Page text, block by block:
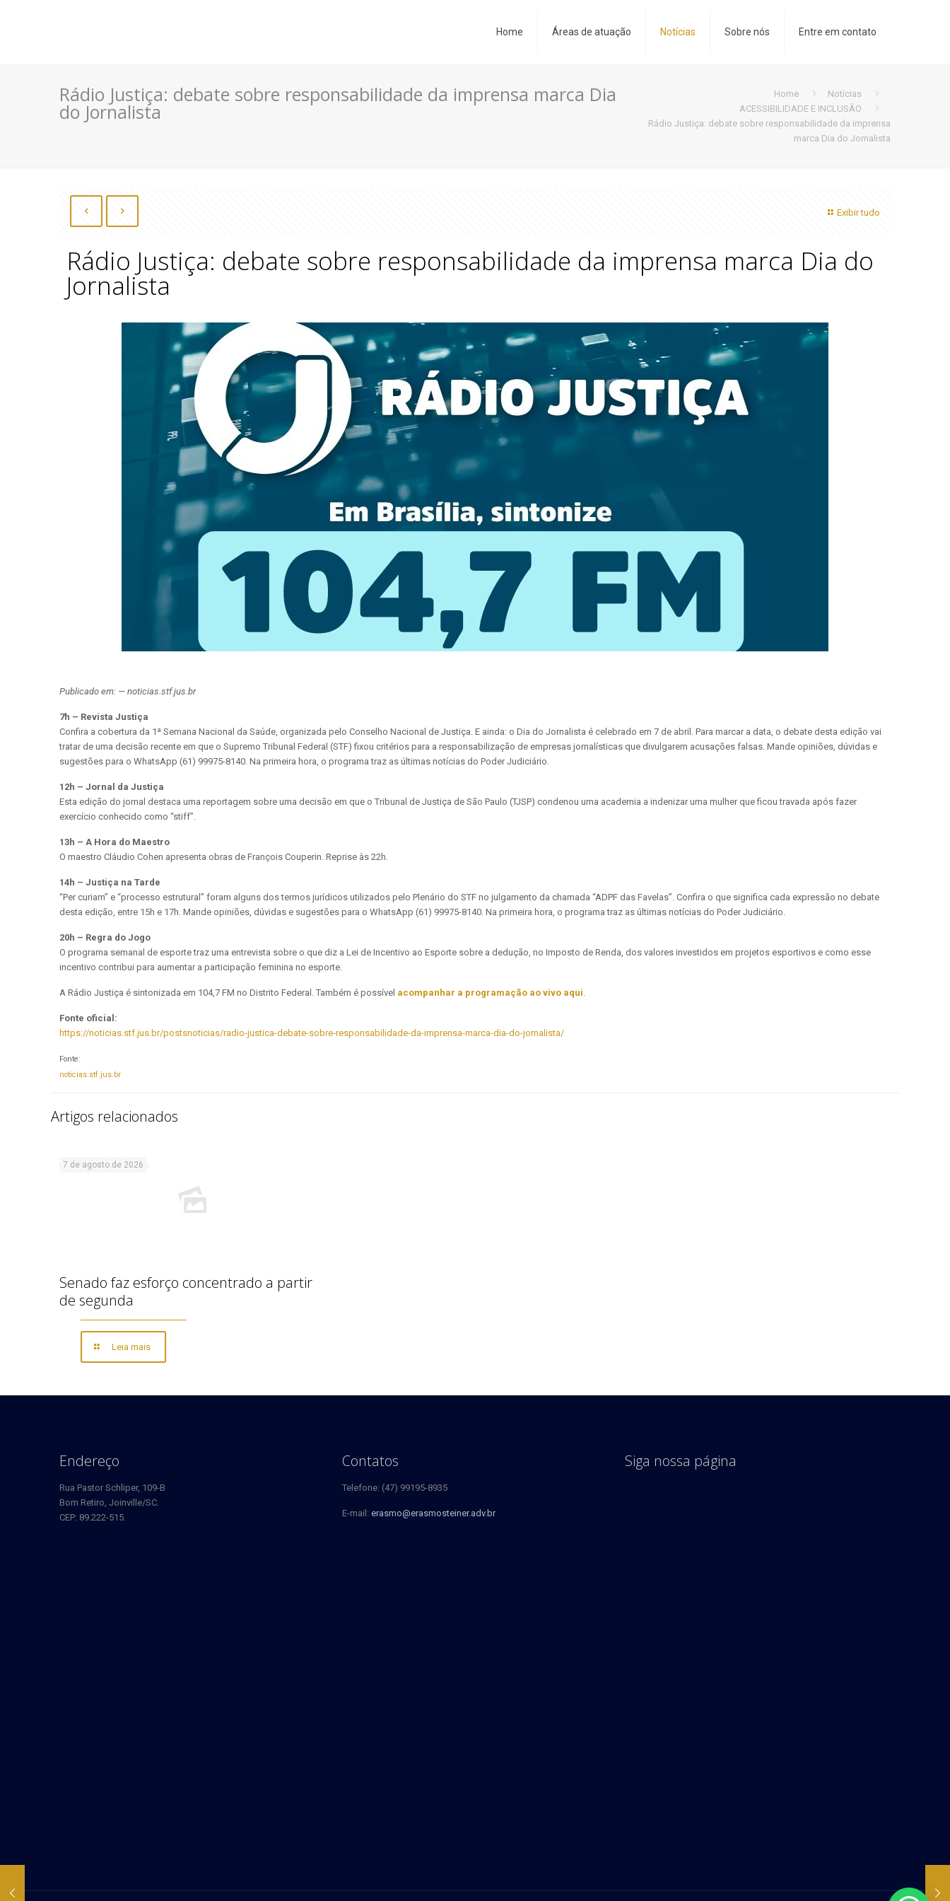
Home Áreas de atuação Notícias Sobre nós Entre em contato
Rádio Justiça: debate sobre responsabilidade da imprensa marca Dia
do Jornalista
Home
Notícias
ACESSIBILIDADE E INCLUSÃO
Rádio Justiça: debate sobre responsabilidade da imprensa
marca Dia do Jornalista
Exibir tudo
Rádio Justiça: debate sobre responsabilidade da imprensa marca Dia do
Jornalista
Publicado em: — noticias.stf.jus.br
7h – Revista Justiça
Confira a cobertura da 1ª Semana Nacional da Saúde, organizada pelo Conselho Nacional de Justiça. E ainda: o Dia do Jornalista é celebrado em 7 de abril. Para marcar a data, o debate desta edição vai
tratar de uma decisão recente em que o Supremo Tribunal Federal (STF) fixou critérios para a responsabilização de empresas jornalísticas que divulgarem acusações falsas. Mande opiniões, dúvidas e
sugestões para o WhatsApp (61) 99975-8140. Na primeira hora, o programa traz as últimas notícias do Poder Judiciário.
12h – Jornal da Justiça
Esta edição do jornal destaca uma reportagem sobre uma decisão em que o Tribunal de Justiça de São Paulo (TJSP) condenou uma academia a indenizar uma mulher que ficou travada após fazer
exercício conhecido como “stiff”.
13h – A Hora do Maestro
O maestro Cláudio Cohen apresenta obras de François Couperin. Reprise às 22h.
14h – Justiça na Tarde
“Per curiam” e “processo estrutural” foram alguns dos termos jurídicos utilizados pelo Plenário do STF no julgamento da chamada “ADPF das Favelas”. Confira o que significa cada expressão no debate
desta edição, entre 15h e 17h. Mande opiniões, dúvidas e sugestões para o WhatsApp (61) 99975-8140. Na primeira hora, o programa traz as últimas notícias do Poder Judiciário.
20h – Regra do Jogo
O programa semanal de esporte traz uma entrevista sobre o que diz a Lei de Incentivo ao Esporte sobre a dedução, no Imposto de Renda, dos valores investidos em projetos esportivos e como esse
incentivo contribui para aumentar a participação feminina no esporte.
A Rádio Justiça é sintonizada em 104,7 FM no Distrito Federal. Também é possível acompanhar a programação ao vivo aqui.
Fonte oficial:
https://noticias.stf.jus.br/postsnoticias/radio-justica-debate-sobre-responsabilidade-da-imprensa-marca-dia-do-jornalista/
Fonte:
noticias.stf.jus.br
Artigos relacionados
7 de agosto de 2026
Senado faz esforço concentrado a partir
de segunda
Leia mais
Endereço
Rua Pastor Schliper, 109-B
Bom Retiro, Joinville/SC.
CEP: 89.222-515.
Contatos
Telefone: (47) 99195-8935
E-mail: erasmo@erasmosteiner.adv.br
Siga nossa página